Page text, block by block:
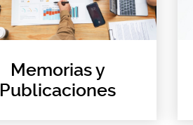
Memorias y
Publicaciones